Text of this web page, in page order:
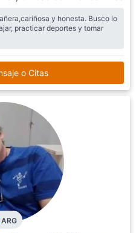
y honesta. Busco lo
practicar deportes y tomar
o Citas
ARG